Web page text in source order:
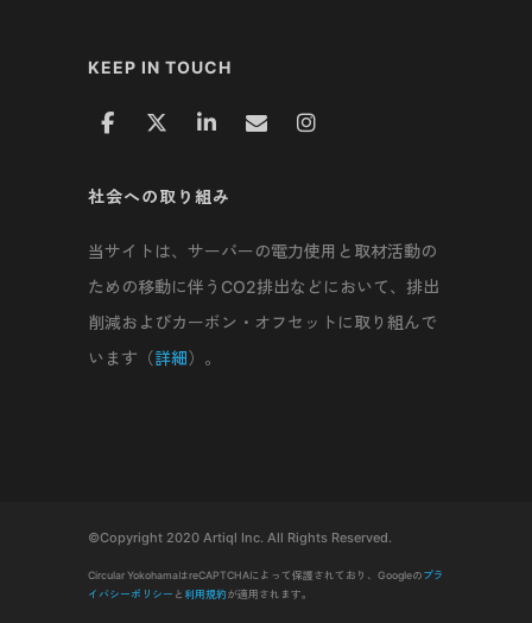
KEEP IN TOUCH
社会への取り組み
当サイトは、サーバーの電力使用と取材活動の
ための移動に伴うCO2排出などにおいて、排出
削減およびカーボン・オフセットに取り組んで
います（詳細）。
©Copyright 2020 Artiql Inc. All Rights Reserved.
Circular YokohamaはreCAPTCHAによって保護されており、Googleのプラ
イバシーポリシー と 利用規約が適用されます。